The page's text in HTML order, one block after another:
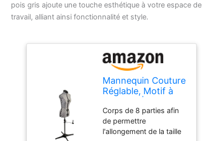
pois gris ajoute une touche esthétique à votre espace de
travail, alliant ainsi fonctionnalité et style.
Mannequin Couture
Réglable, Motif à
Petite (XS) [Taille
EUR 34 à 38]
Corps de 8 parties afin
de permettre
l'allongement de la taille